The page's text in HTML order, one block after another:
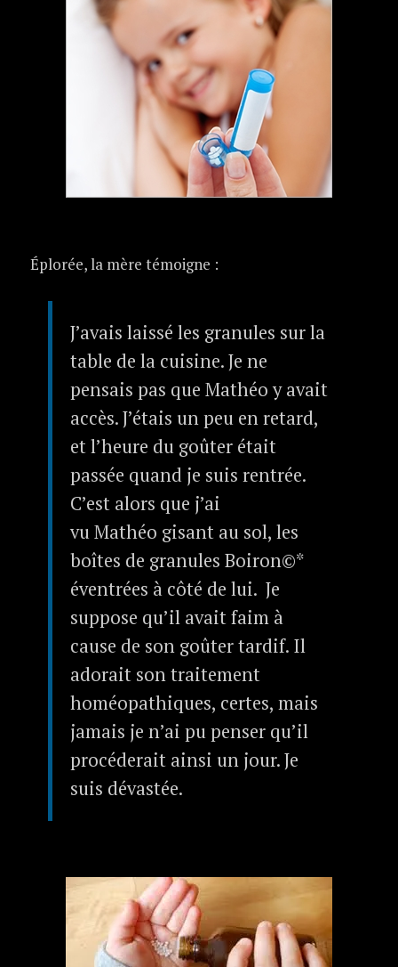
Éplorée, la mère témoigne :
J’avais laissé les granules sur la
table de la cuisine. Je ne
pensais pas que Mathéo y avait
accès. J’étais un peu en retard,
et l’heure du goûter était
passée quand je suis rentrée.
C’est alors que j’ai
vu Mathéo gisant au sol, les
boîtes de granules Boiron©*
éventrées à côté de lui. Je
suppose qu’il avait faim à
cause de son goûter tardif. Il
adorait son traitement
homéopathiques, certes, mais
jamais je n’ai pu penser qu’il
procéderait ainsi un jour. Je
suis dévastée.